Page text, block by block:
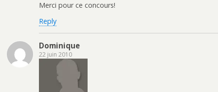
Merci pour ce concours!
Reply
Dominique
22 juin 2010